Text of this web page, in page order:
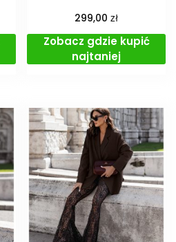
299,00zł
Zobacz gdzie kupić
najtaniej